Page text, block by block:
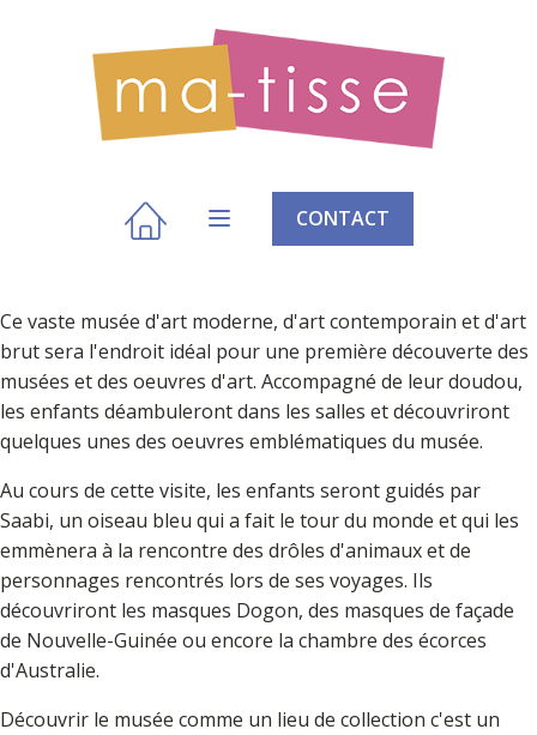
CONTACT
Ce vaste musée d'art moderne, d'art contemporain et d'art
brut sera l'endroit idéal pour une première découverte des
musées et des oeuvres d'art. Accompagné de leur doudou,
les enfants déambuleront dans les salles et découvriront
quelques unes des oeuvres emblématiques du musée.
Au cours de cette visite, les enfants seront guidés par
Saabi, un oiseau bleu qui a fait le tour du monde et qui les
emmènera à la rencontre des drôles d'animaux et de
personnages rencontrés lors de ses voyages. Ils
découvriront les masques Dogon, des masques de façade
de Nouvelle-Guinée ou encore la chambre des écorces
d'Australie.
Découvrir le musée comme un lieu de collection c'est un